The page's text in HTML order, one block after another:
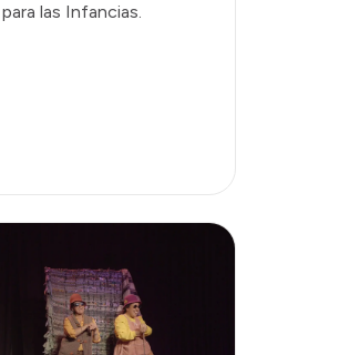
las Infancias.